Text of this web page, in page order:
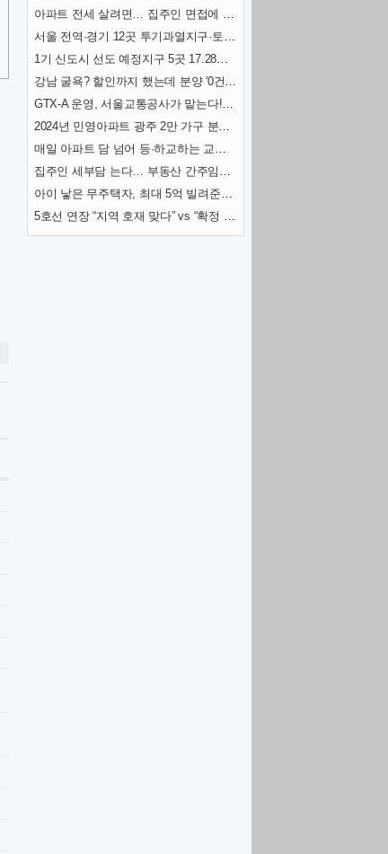
아파트 전세 살려면… 집주인 면접에 6개월 인턴까지?
서울 전역·경기 12곳 투기과열지구·토지거래허가구역 지정
1기 신도시 선도 예정지구 5곳 17.28㎢ 토지거래허가구역 지정
강남 굴욕? 할인까지 했는데 분양 '0건'…통째로 공매 나온 이곳
GTX-A 운영, 서울교통공사가 맡는다! 내년 개통 준비 착착
2024년 민영아파트 광주 2만 가구 분양 예정
매일 아파트 담 넘어 등·하교하는 교대생들…무슨 일?
집주인 세부담 는다… 부동산 간주임대료 이자율 3.5%로 인상
아이 낳은 무주택자, 최대 5억 빌려준다…특례대출 살펴보니
5호선 연장 “지역 호재 맞다” vs “확정 아니고, 시장침체”… 전문가 전망 엇갈려